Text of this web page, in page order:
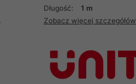
Długość:
1 m
Zobacz więcej szczegółów